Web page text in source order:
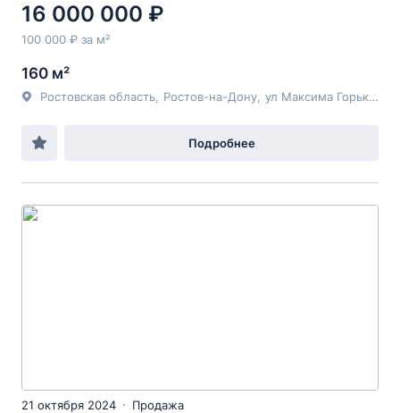
16 000 000 ₽
100 000 ₽ за м²
160 м²
Ростовская область Ростов-на-Дону ул Максима Горького
Подробнее
21 октября 2024
Продажа